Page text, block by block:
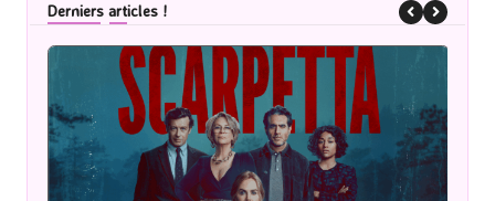
Derniers articles !